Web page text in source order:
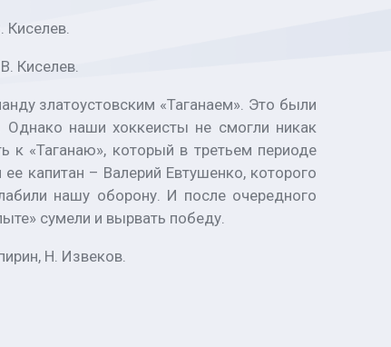
Киселев.
Киселев.
златоустовским «Таганаем». Это были
Однако наши хоккеисты не смогли никак
к «Таганаю», который в третьем периоде
капитан – Валерий Евтушенко, которого
нашу оборону. И после очередного
сумели и вырвать победу.
Н. Извеков.